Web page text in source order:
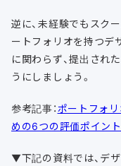
逆に、未経験でもスク
ートフォリオを持つデ
に関わらず、提出され
うにしましょう。
参考記事：ポートフォ
めの6つの評価ポイント
▼下記の資料では、デ